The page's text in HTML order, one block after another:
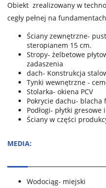
Obiekt zrealizowany w
cegły pełnej na
Ściany zewnętrzne-
steropianem 15 cm.
Stropy- żelbetowe
zadaszenia
dach- Konstrukcja
Tynki wewnętrzne -
Stolarka- okiena PCV
Pokrycie dachu- blacha
Podłogi- płytki gresowe
Ściany w części
MEDIA:
Wodociąg- miejski